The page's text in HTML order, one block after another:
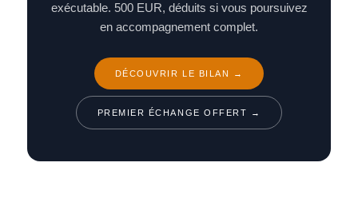
exécutable. 500 EUR, déduits si vous poursuivez
en accompagnement complet.
DÉCOUVRIR LE BILAN →
PREMIER ÉCHANGE OFFERT →